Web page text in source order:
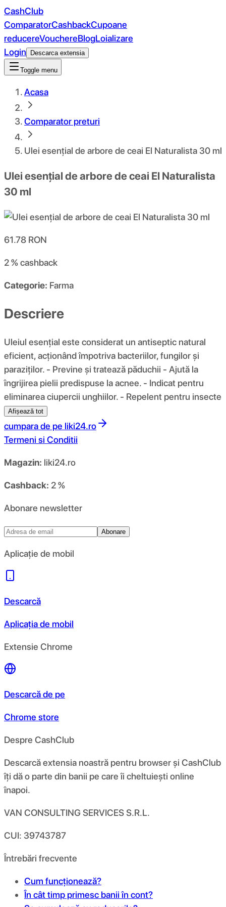
CashClub
ComparatorCashbackCupoane
reducereVouchereBlogLoializare
Login
Descarca extensia
Toggle menu
Acasa
Comparator preturi
Ulei esențial de arbore de ceai El Naturalista 30 ml
Ulei esențial de arbore de ceai El Naturalista
30 ml
61.78 RON
2 %cashback
Categorie: Farma
Descriere
Uleiul esențial este considerat un antiseptic natural
eficient, acționând împotriva bacteriilor, fungilor și
paraziților. - Previne și tratează păduchii - Ajută la
îngrijirea pielii predispuse la acnee. - Indicat pentru
eliminarea ciupercii unghiilor. - Repelent pentru insecte
Afișează tot
cumpara de pe liki24.ro
Termeni si Conditii
Magazin: liki24.ro
Cashback: 2 %
Abonare newsletter
Abonare
Aplicație de mobil
Descarcă
Aplicația de mobil
Extensie Chrome
Descarcă de pe
Chrome store
Despre CashClub
Descarcă extensia noastră pentru browser și CashClub
îți dă o parte din banii pe care îi cheltuiești online
înapoi.
VAN CONSULTING SERVICES S.R.L.
CUI: 39743787
Întrebări frecvente
Cum funcționează?
În cât timp primesc banii în cont?